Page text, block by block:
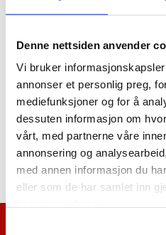
Denne nettsiden anvender
Vi bruker
annonser et personlig preg,
mediefunksjoner og for å
dessuten informasjon om
vårt, med partnerne våre
annonsering og
med annen informasjon du
eller som de har samlet inn
Prøving og sertifisering av
Slokkemidler
Sentrale etater og instanser i
Regelverk som setter krav til
brannslangetromler
Forskrift om
veiledning (FOBTOT)
Norsk Standard NS 3910 –
NS EN 671-3 vedlikehold av
Oppbygging og virkemåte av
Kontrollrutiner. Teoretisk og
Slokkeøvelser